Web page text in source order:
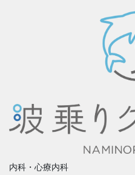
内科・心療内科